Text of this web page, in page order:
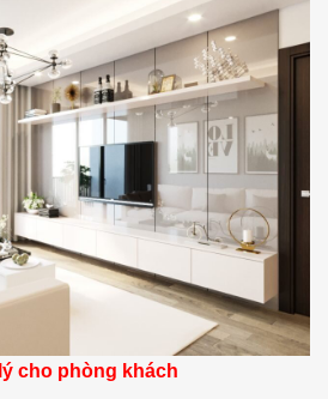
cho phòng khách